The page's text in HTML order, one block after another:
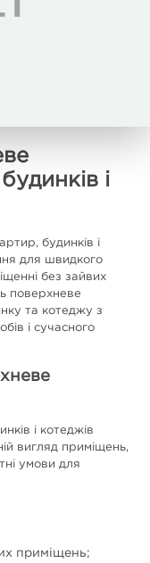
і
будинків і
для швидкого
без зайвих
поверхневе
та котеджу з
і сучасного
і котеджів
вигляд приміщень,
умови для
приміщень;